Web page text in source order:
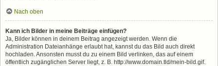
Nach oben
Kann ich Bilder in meine Beiträge einfügen?
Ja, Bilder können in deinem Beitrag angezeigt werden. Wenn die
Administration Dateianhänge erlaubt hat, kannst du das Bild auch direkt
hochladen. Ansonsten musst du zu einem Bild verlinken, das auf einem
öffentlich zugänglichen Server liegt, z. B. http://www.domain.tld/mein-bild.gif.